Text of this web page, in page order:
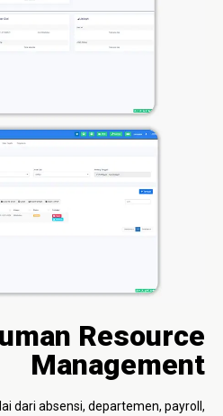
Resource
Management
dari absensi, departemen, payroll,